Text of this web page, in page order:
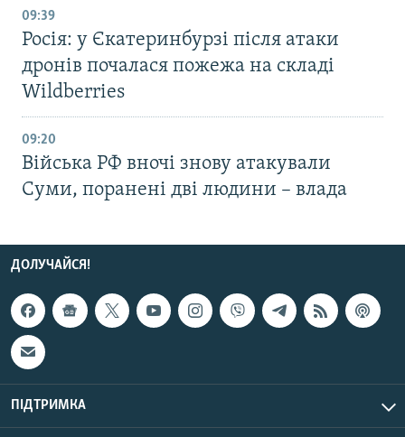
09:39
Росія: у Єкатеринбурзі після атаки
дронів почалася пожежа на складі
Wildberries
09:20
Війська РФ вночі знову атакували
Суми, поранені дві людини – влада
ДОЛУЧАЙСЯ!
ПІДТРИМКА